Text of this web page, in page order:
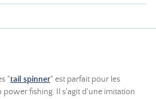
"tail spinner" est parfait pour les
power fishing. Il s'agit d'une imitation